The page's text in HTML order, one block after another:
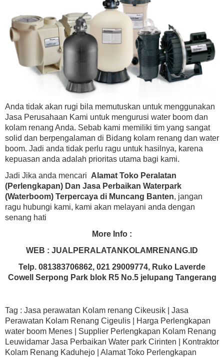
Anda tidak akan rugi bila memutuskan untuk menggunakan
Jasa Perusahaan Kami untuk mengurusi water boom dan
kolam renang Anda. Sebab kami memiliki tim yang sangat
solid dan berpengalaman di Bidang kolam renang dan water
boom. Jadi anda tidak perlu ragu untuk hasilnya, karena
kepuasan anda adalah prioritas utama bagi kami.
Jadi Jika anda mencari Alamat Toko Peralatan
(Perlengkapan) Dan Jasa Perbaikan Waterpark
(Waterboom) Terpercaya di Muncang Banten, jangan
ragu hubungi kami, kami akan melayani anda dengan
senang hati
More Info :
WEB : JUALPERALATANKOLAMRENANG.ID
Telp. 081383706862, 021 29009774, Ruko Laverde
Cowell Serpong Park blok R5 No.5 jelupang Tangerang
Tag : Jasa perawatan Kolam renang Cikeusik | Jasa
Perawatan Kolam Renang Cigeulis | Harga Perlengkapan
water boom Menes | Supplier Perlengkapan Kolam Renang
Leuwidamar Jasa Perbaikan Water park Cirinten | Kontraktor
Kolam Renang Kaduhejo | Alamat Toko Perlengkapan